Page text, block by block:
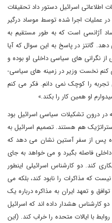
اطلاعاتی اسرائیل دستور داد تحقیقات
عملیات اجرا شده توسط موساد درگیر
آژانسی است که به طور مستقیم به
گانتز در پاسخ به این سوال که آیا
از نگرانی های سیاسی داخلی او بوده و
کنم نخست وزیر در زمینه های سیاسی-
تجربه را کوچک نمی دانم. فکر می کنم
او همین کار را بکند.»
در درون تشکیلات سیاسی اسرائیل بود
هم هستند. تصمیم اسرائیل به
پس از سفر آستین نشان می دهد که
داخلی فاصله بگیرد و می خواهد به جای
کند. دو کارشناس اسرائیلی اینطور
که مذاکرات را نابود کند، بلکه می
و تعهد ایران به مذاکره درباره یک
دو کارشناس هشدار داده اند که اسرائیل
با ایالات متحده را خراب کند. (این